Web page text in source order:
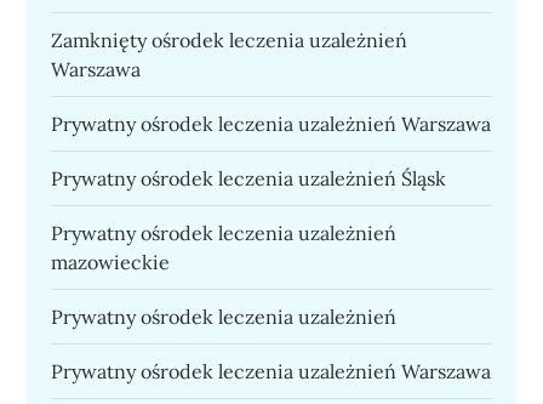
Zamknięty ośrodek leczenia uzależnień
Warszawa
Prywatny ośrodek leczenia uzależnień Warszawa
Prywatny ośrodek leczenia uzależnień Śląsk
Prywatny ośrodek leczenia uzależnień
mazowieckie
Prywatny ośrodek leczenia uzależnień
Prywatny ośrodek leczenia uzależnień Warszawa